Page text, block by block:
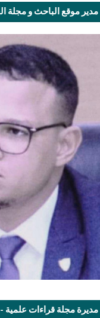
مدير موقع الباحث و مجلة
مديرة مجلة قراءات علمية -